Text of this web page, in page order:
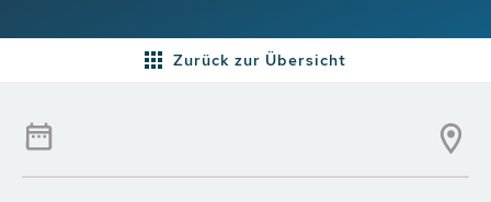
Zurück zur Übersicht